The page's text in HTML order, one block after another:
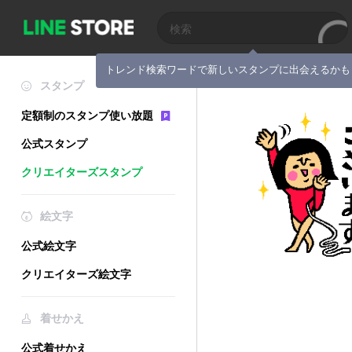
トレンド検索ワードで新しいスタンプに出会えるか
スタンプ
定額制のスタンプ使い放題
公式スタンプ
クリエイターズスタンプ
絵文字
公式絵文字
クリエイターズ絵文字
着せかえ
公式着せかえ